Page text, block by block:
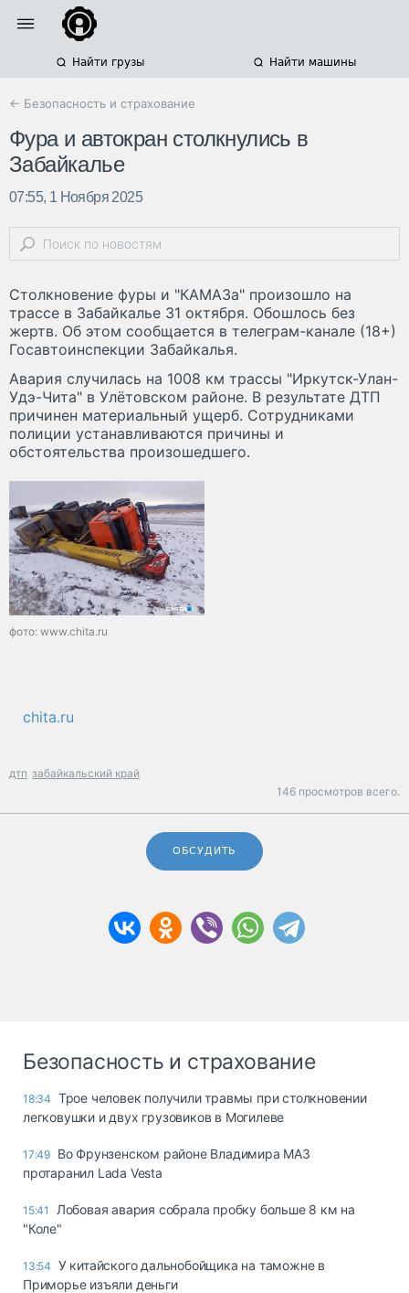
Найти грузы Найти машины
← Безопасность и страхование
Фура и автокран столкнулись в
Забайкалье
07:55, 1 Ноября 2025
Столкновение фуры и "КАМАЗа" произошло на
трассе в Забайкалье 31 октября. Обошлось без
жертв. Об этом сообщается в телеграм-канале (18+)
Госавтоинспекции Забайкалья.
Авария случилась на 1008 км трассы "Иркутск-Улан-
Удэ-Чита" в Улётовском районе. В результате ДТП
причинен материальный ущерб. Сотрудниками
полиции устанавливаются причины и
обстоятельства произошедшего.
фото: www.chita.ru
chita.ru
дтп забайкальский край
146 просмотров всего.
ОБСУДИТЬ
Безопасность и страхование
18:34 Трое человек получили травмы при столкновении
легковушки и двух грузовиков в Могилеве
17:49 Во Фрунзенском районе Владимира МАЗ
протаранил Lada Vesta
15:41
Лобовая авария собрала пробку больше 8 км на
"Коле"
13:54 У китайского дальнобойщика на таможне в
Приморье изъяли деньги